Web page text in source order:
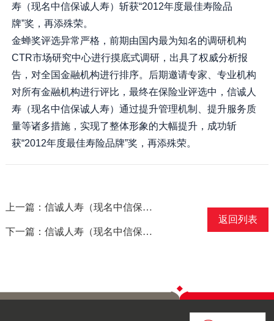
寿（现名中信保诚人寿）斩获“2012年度最佳寿险品
牌”奖，再添殊荣。
金蝉奖评选异常严格，前期由国内最为知名的调研机构
CTR市场研究中心进行摸底式调研，出具了权威分析报
告，对全国金融机构进行排序。后期邀请专家、专业机构
对所有金融机构进行评比，最终在保险业评选中，信诚人
寿（现名中信保诚人寿）通过提升管理机制、提升服务质
量等诸多措施，实现了整体形象的大幅提升，成功斩
获“2012年度最佳寿险品牌”奖，再添殊荣。
上一篇：信诚人寿（现名中信保诚人寿）获得“综合健康保障计划年度大奖”
下一篇：信诚人寿（现名中信保诚人寿）广东省分公司获得“最佳市场拓展奖”
返回列表